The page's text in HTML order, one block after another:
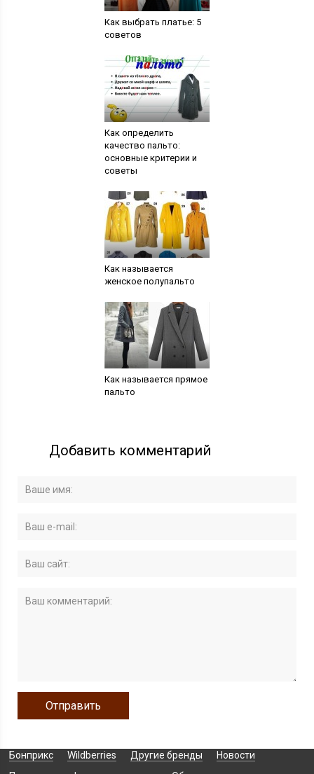
Как выбрать платье: 5
советов
Как определить
качество пальто:
основные критерии и
советы
Как называется
женское полупальто
Как называется прямое
пальто
Добавить комментарий
Бонприкс Wildberries Другие бренды
Новости